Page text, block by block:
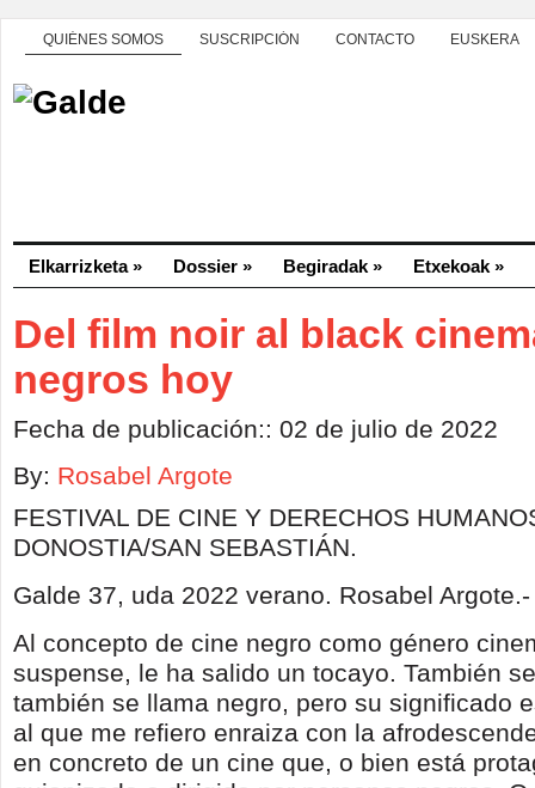
QUIÉNES SOMOS SUSCRIPCIÓN CONTACTO EUSKERA
Elkarrizketa» Dossier » Begiradak » Etxekoak »
Del film noir al black
negros hoy
Fecha de publicación:: 02 de julio de 2022
By: Rosabel Argote
FESTIVAL DE CINE Y DERECHOS
DONOSTIA/SAN SEBASTIÁN.
Galde 37, uda 2022 verano. Rosabel Argote.-
Al concepto de cine negro como género
suspense, le ha salido un tocayo. También
también se llama negro, pero su significado
al que me refiero enraiza con la
en concreto de un cine que, o bien está